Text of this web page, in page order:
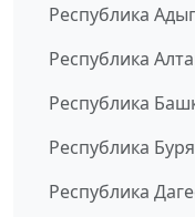
Республика
Республика
Республика
Республика
Республика